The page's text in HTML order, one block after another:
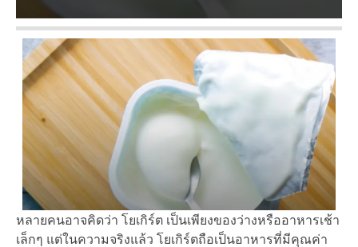
หลายคนอาจคิดว่า โยเกิร์ต เป็นเพียงของว่างหรืออาหารเช้า
เล็กๆ แต่ในความจริงแล้ว โยเกิร์ตถือเป็นอาหารที่มีคุณค่า